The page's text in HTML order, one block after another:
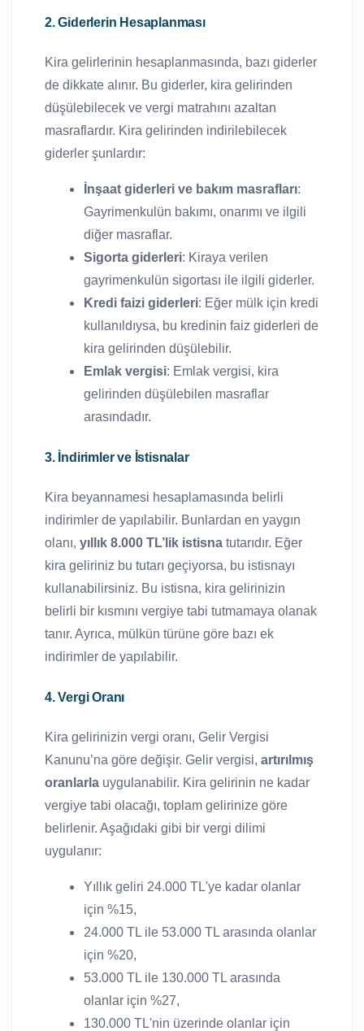
2. Giderlerin Hesaplanması
Kira gelirlerinin hesaplanmasında, bazı giderler
de dikkate alınır. Bu giderler, kira gelirinden
düşülebilecek ve vergi matrahını azaltan
masraflardır. Kira gelirinden indirilebilecek
giderler şunlardır:
İnşaat giderleri ve bakım masrafları:
Gayrimenkulün bakımı, onarımı ve ilgili
diğer masraflar.
Sigorta giderleri: Kiraya verilen
gayrimenkulün sigortası ile ilgili giderler.
Kredi faizi giderleri: Eğer mülk için kredi
kullanıldıysa, bu kredinin faiz giderleri de
kira gelirinden düşülebilir.
Emlak vergisi: Emlak vergisi, kira
gelirinden düşülebilen masraflar
arasındadır.
3. İndirimler ve İstisnalar
Kira beyannamesi hesaplamasında belirli
indirimler de yapılabilir. Bunlardan en yaygın
olanı, yıllık 8.000 TL’lik istisna tutarıdır. Eğer
kira geliriniz bu tutarı geçiyorsa, bu istisnayı
kullanabilirsiniz. Bu istisna, kira gelirinizin
belirli bir kısmını vergiye tabi tutmamaya olanak
tanır. Ayrıca, mülkün türüne göre bazı ek
indirimler de yapılabilir.
4. Vergi Oranı
Kira gelirinizin vergi oranı, Gelir Vergisi
Kanunu’na göre değişir. Gelir vergisi, artırılmış
oranlarla uygulanabilir. Kira gelirinin ne kadar
vergiye tabi olacağı, toplam gelirinize göre
belirlenir. Aşağıdaki gibi bir vergi dilimi
uygulanır:
Yıllık geliri 24.000 TL'ye kadar olanlar
için %15,
24.000 TL ile 53.000 TL arasında olanlar
için %20,
53.000 TL ile 130.000 TL arasında
olanlar için %27,
130.000 TL'nin üzerinde olanlar için